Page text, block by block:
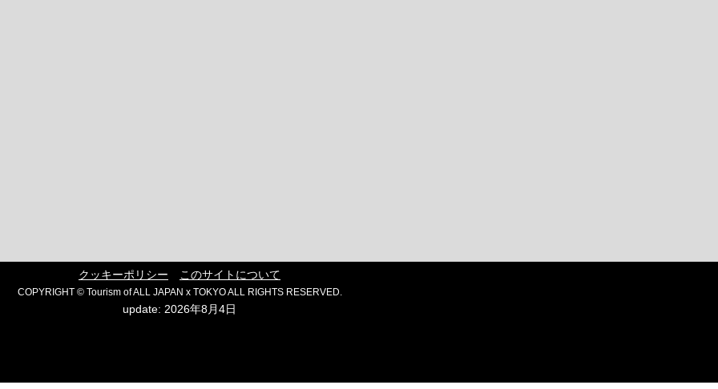
クッキーポリシー このサイトについて
COPYRIGHT © Tourism of ALL JAPAN x TOKYO ALL RIGHTS RESERVED.
update: 2026年8月4日